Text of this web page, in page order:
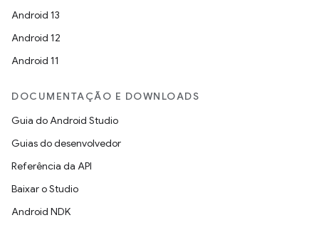
Android 13
Android 12
Android 11
DOCUMENTAÇÃO E DOWNLOADS
Guia do Android Studio
Guias do desenvolvedor
Referência da API
Baixar o Studio
Android NDK